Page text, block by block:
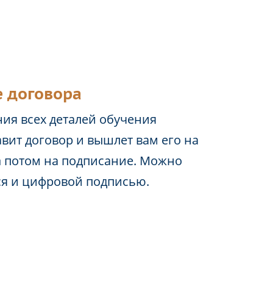
договора
всех деталей обучения
договор и вышлет вам его на
потом на подписание. Можно
и цифровой подписью.